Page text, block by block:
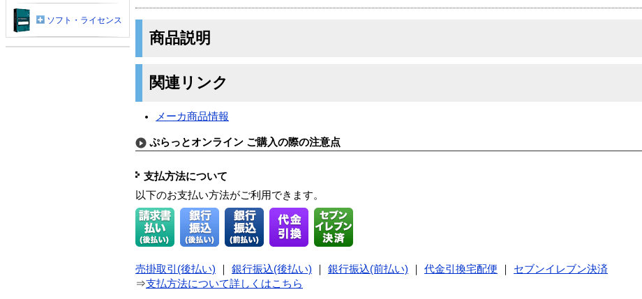
商品説明
関連リンク
メーカ商品情報
ぷらっとオンライン ご購入の際の注意点
支払方法について
以下のお支払い方法がご利用できます。
売掛取引(後払い) 銀行振込(後払い) 銀行振込(前払い) 代金引換宅配便
セブンイレブン決済
⇒支払方法について詳しくはこちら
ソフト・ライセンス